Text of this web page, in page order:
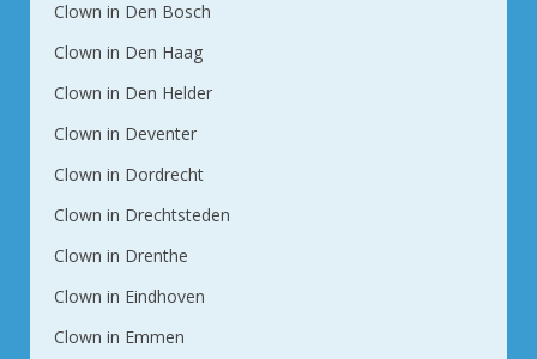
Clown in Den Bosch
Clown in Den Haag
Clown in Den Helder
Clown in Deventer
Clown in Dordrecht
Clown in Drechtsteden
Clown in Drenthe
Clown in Eindhoven
Clown in Emmen